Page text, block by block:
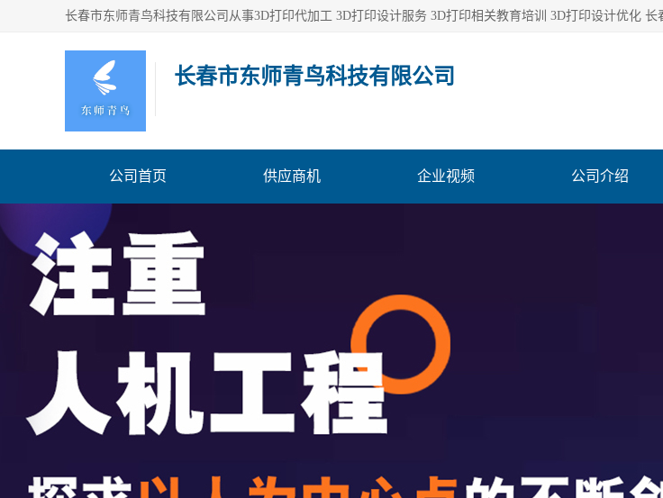
长春市东师青鸟科技有限公司
公司首页 供应商机 企业视频 公司介绍